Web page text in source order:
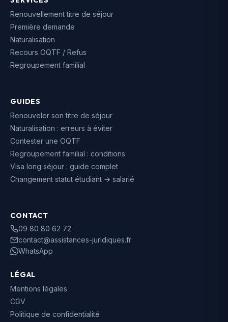
Renouvellement titre de séjour
Première demande
Naturalisation
Recours OQTF / Refus
Regroupement familial
GUIDES
Renouveler son titre de séjour
Naturalisation : erreurs à éviter
Contester une OQTF
Regroupement familial : conditions
Visa long séjour : guide complet
Changement statut étudiant → salarié
CONTACT
09 80 80 62 72
contact@assistances-juridiques.fr
WhatsApp
LÉGAL
Mentions légales
CGV
Politique de confidentialité